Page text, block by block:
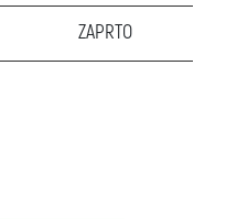
ZAPRTO